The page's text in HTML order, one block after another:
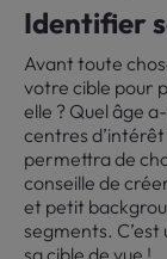
Identifier
Avant toute
votre cible pour
elle ? Quel âge
centres
permettra de
conseille de
et petit
segments.
sa cible de vue !